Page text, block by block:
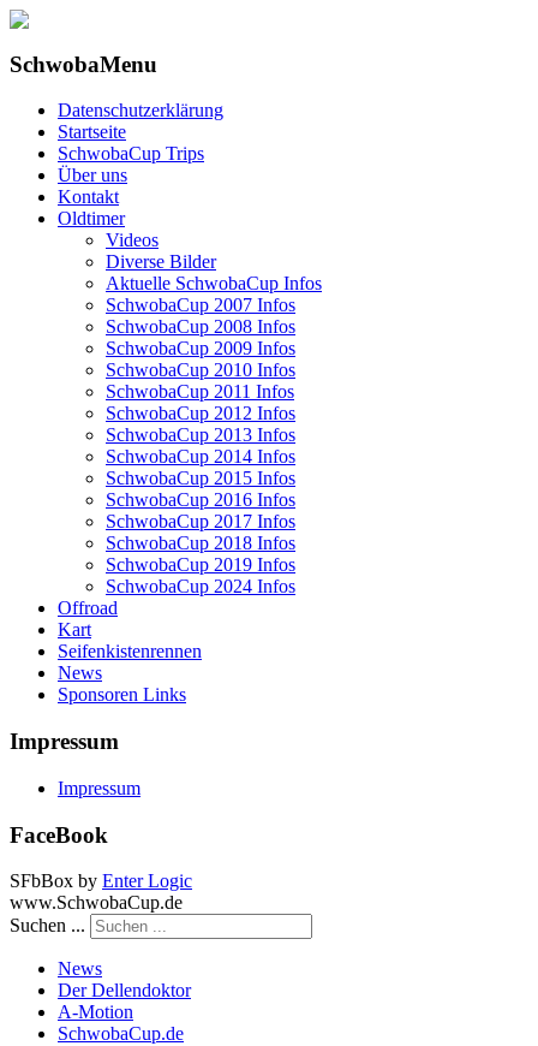
SchwobaMenu
Datenschutzerklärung
Startseite
SchwobaCup Trips
Über uns
Kontakt
Oldtimer
Videos
Diverse Bilder
Aktuelle SchwobaCup Infos
SchwobaCup 2007 Infos
SchwobaCup 2008 Infos
SchwobaCup 2009 Infos
SchwobaCup 2010 Infos
SchwobaCup 2011 Infos
SchwobaCup 2012 Infos
SchwobaCup 2013 Infos
SchwobaCup 2014 Infos
SchwobaCup 2015 Infos
SchwobaCup 2016 Infos
SchwobaCup 2017 Infos
SchwobaCup 2018 Infos
SchwobaCup 2019 Infos
SchwobaCup 2024 Infos
Offroad
Kart
Seifenkistenrennen
News
Sponsoren Links
Impressum
Impressum
FaceBook
SFbBox by Enter Logic
www.SchwobaCup.de
Suchen ...
News
Der Dellendoktor
A-Motion
SchwobaCup.de